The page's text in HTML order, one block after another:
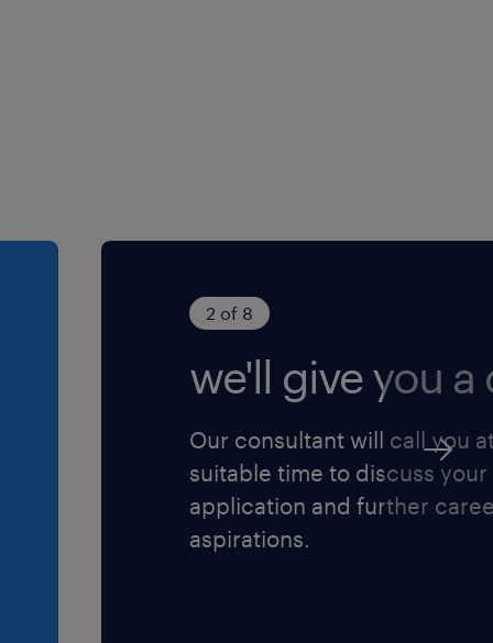
situé à Lormont.
2 of 8
we'll give you a
Our consultant will call you
suitable time to discuss your
application and further
aspirations.